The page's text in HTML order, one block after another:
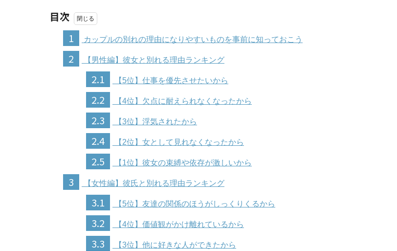
目次
1
カップルの別れの理由になりやすいものを事前に知っておこう
2 【男性編】彼女と別れる理由ランキング
2.1 【5位】仕事を優先させたいから
2.2 【4位】欠点に耐えられなくなったから
2.3 【3位】浮気されたから
2.4 【2位】女として見れなくなったから
2.5 【1位】彼女の束縛や依存が激しいから
3 【女性編】彼氏と別れる理由ランキング
3.1 【5位】友達の関係のほうがしっくりくるから
3.2 【4位】価値観がかけ離れているから
3.3 【3位】他に好きな人ができたから